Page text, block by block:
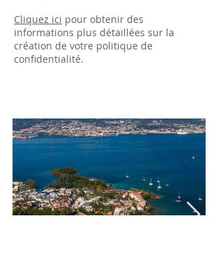
Cliquez ici pour obtenir des
informations plus détaillées sur la
création de votre politique de
confidentialité.